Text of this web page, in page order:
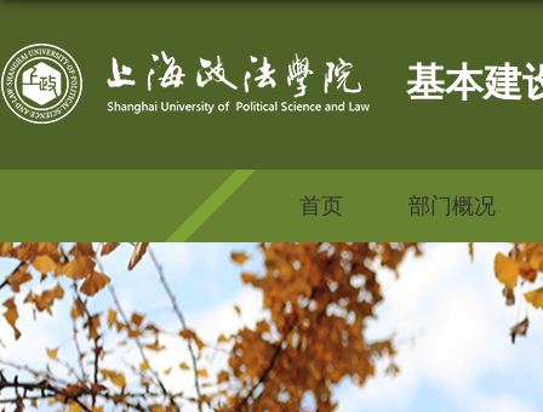
基本建
首页 部门概况